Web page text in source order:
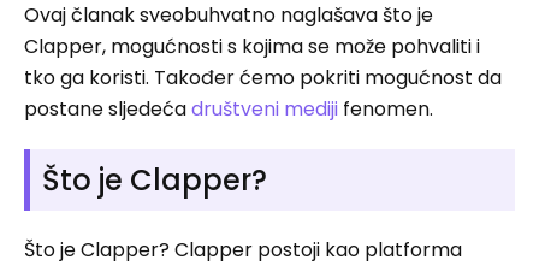
Ovaj članak sveobuhvatno naglašava što je
Clapper, mogućnosti s kojima se može pohvaliti i
tko ga koristi. Također ćemo pokriti mogućnost da
postane sljedećadruštveni mediji fenomen.
Što je Clapper?
Što je Clapper? Clapper postoji kao platforma